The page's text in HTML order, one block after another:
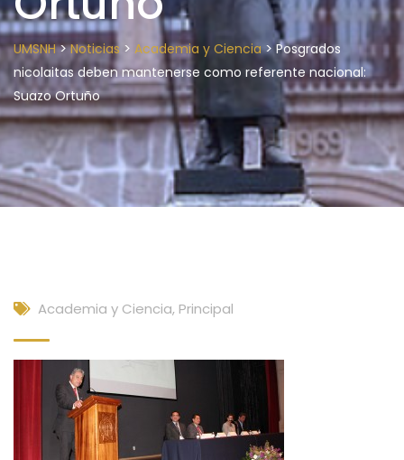
UMSNH>Noticias > Academia y Ciencia>Posgrados
nicolaitas deben mantenerse como referente nacional:
Suazo Ortuño
Academia y Ciencia, Principal